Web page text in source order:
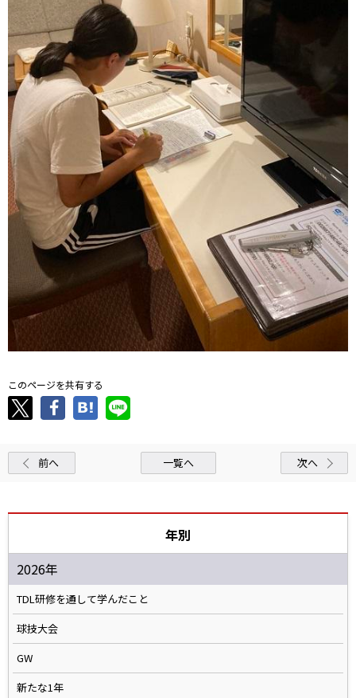
このページを共有する
前へ 一覧へ 次へ
年別
2026年
TDL研修を通して学んだこと
球技大会
GW
新たな1年